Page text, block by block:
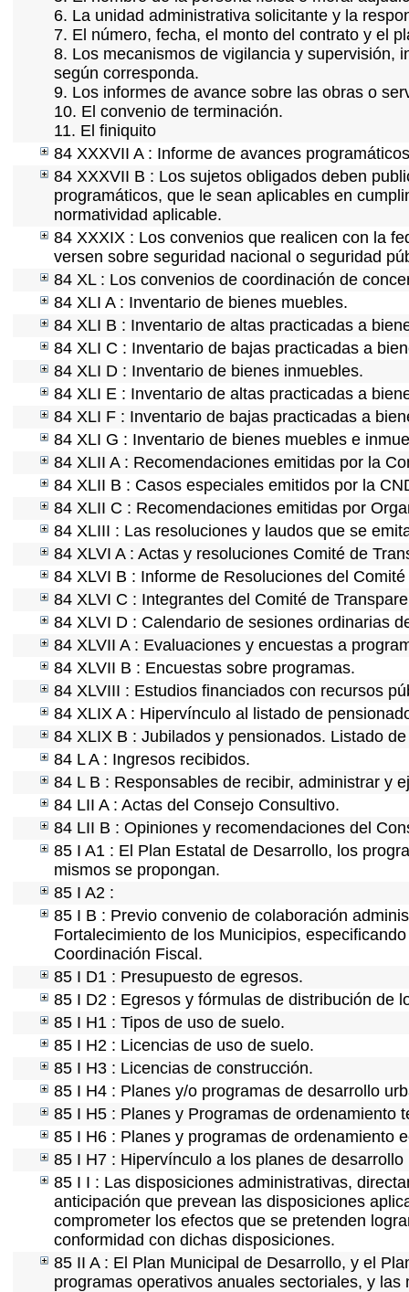
6. La unidad administrativa solicitante y la
7. El número, fecha, el monto del contrato y el
8. Los mecanismos de vigilancia y supervisión,
según corresponda.
9. Los informes de avance sobre las obras o
10. El convenio de terminación.
11. El finiquito
84 XXXVII A : Informe de avances
84 XXXVII B : Los sujetos obligados deben
programáticos, que le sean aplicables en
normatividad aplicable.
84 XXXIX : Los convenios que realicen con la
versen sobre seguridad nacional o seguridad
84 XL : Los convenios de coordinación de
84 XLI A : Inventario de bienes muebles.
84 XLI B : Inventario de altas practicadas a
84 XLI C : Inventario de bajas practicadas a
84 XLI D : Inventario de bienes inmuebles.
84 XLI E : Inventario de altas practicadas a
84 XLI F : Inventario de bajas practicadas a
84 XLI G : Inventario de bienes muebles e
84 XLII A : Recomendaciones emitidas por la
84 XLII B : Casos especiales emitidos por la
84 XLII C : Recomendaciones emitidas por
84 XLIII : Las resoluciones y laudos que se
84 XLVI A : Actas y resoluciones Comité de
84 XLVI B : Informe de Resoluciones del
84 XLVI C : Integrantes del Comité de
84 XLVI D : Calendario de sesiones ordinarias
84 XLVII A : Evaluaciones y encuestas a
84 XLVII B : Encuestas sobre programas.
84 XLVIII : Estudios financiados con recursos
84 XLIX A : Hipervínculo al listado de
84 XLIX B : Jubilados y pensionados. Listado
84 L A : Ingresos recibidos.
84 L B : Responsables de recibir, administrar y
84 LII A : Actas del Consejo Consultivo.
84 LII B : Opiniones y recomendaciones del
85 I A1 : El Plan Estatal de Desarrollo, los
mismos se propongan.
85 I A2 :
85 I B : Previo convenio de colaboración
Fortalecimiento de los Municipios,
Coordinación Fiscal.
85 I D1 : Presupuesto de egresos.
85 I D2 : Egresos y fórmulas de distribución de
85 I H1 : Tipos de uso de suelo.
85 I H2 : Licencias de uso de suelo.
85 I H3 : Licencias de construcción.
85 I H4 : Planes y/o programas de desarrollo
85 I H5 : Planes y Programas de ordenamiento
85 I H6 : Planes y programas de ordenamiento
85 I H7 : Hipervínculo a los planes de desarrollo
85 I I : Las disposiciones administrativas,
anticipación que prevean las disposiciones
comprometer los efectos que se pretenden
conformidad con dichas disposiciones.
85 II A : El Plan Municipal de Desarrollo, y el
programas operativos anuales sectoriales, y